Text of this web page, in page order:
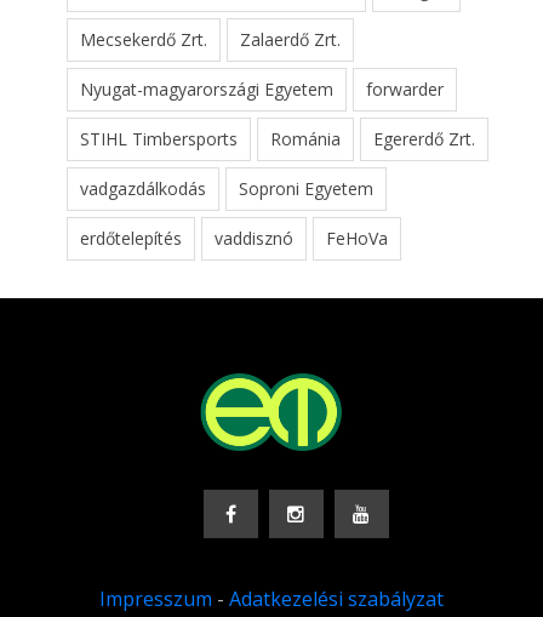
Mecsekerdő Zrt. Zalaerdő Zrt.
Nyugat-magyarországi Egyetem forwarder
STIHL Timbersports Románia Egererdő Zrt.
vadgazdálkodás Soproni Egyetem
erdőtelepítés vaddisznó FeHoVa
Impresszum - Adatkezelési szabályzat